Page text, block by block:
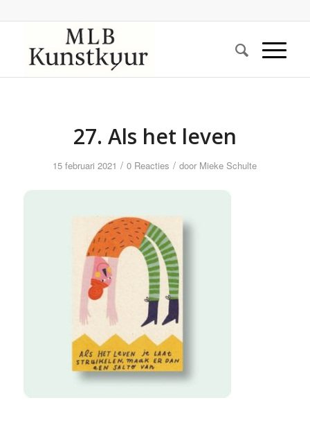
27. Als het leven
15 februari 2021 / 0 Reacties / door Mieke Schulte